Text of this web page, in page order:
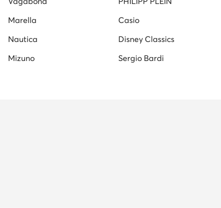
Μπεζ Sneakers για Άνδρες Γυναικείες Ζώνες
Marella
Casio
Nautica
Disney Classics
Mizuno
Sergio Bardi